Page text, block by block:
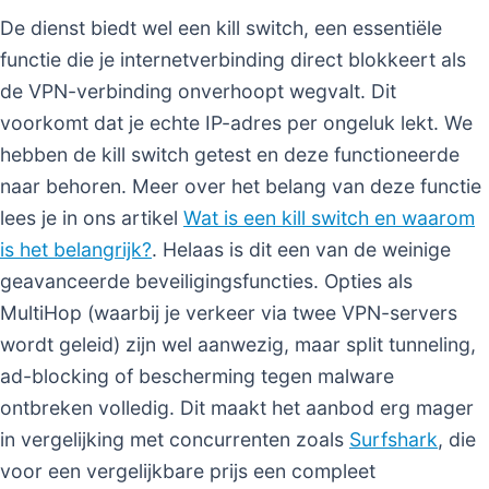
De dienst biedt wel een kill switch, een essentiële
functie die je internetverbinding direct blokkeert als
de VPN-verbinding onverhoopt wegvalt. Dit
voorkomt dat je echte IP-adres per ongeluk lekt. We
hebben de kill switch getest en deze functioneerde
naar behoren. Meer over het belang van deze functie
lees je in ons artikel Wat is een kill switch en waarom
is het belangrijk?. Helaas is dit een van de weinige
geavanceerde beveiligingsfuncties. Opties als
MultiHop (waarbij je verkeer via twee VPN-servers
wordt geleid) zijn wel aanwezig, maar split tunneling,
ad-blocking of bescherming tegen malware
ontbreken volledig. Dit maakt het aanbod erg mager
in vergelijking met concurrenten zoals Surfshark, die
voor een vergelijkbare prijs een compleet